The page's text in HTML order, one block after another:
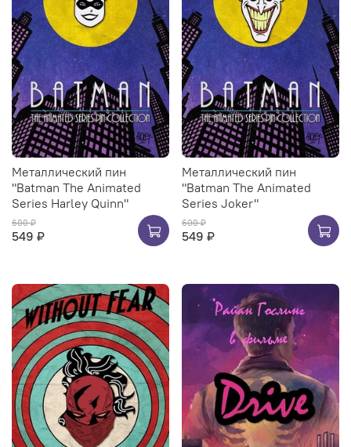
Металлический пин
"Batman The Animated
Series Harley Quinn"
600 ₽
549 ₽
Металлический пин
"Batman The Animated
Series Joker"
600 ₽
549 ₽